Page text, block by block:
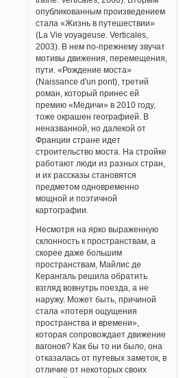
опубликованным произведением
стала «Жизнь в путешествии»
(La Vie voyageuse. Verticales,
2003). В нем по-прежнему звучат
мотивы движения, перемещения,
пути. «Рождение моста»
(Naissance d'un pont), третий
роман, который принес ей
премию «Медичи» в 2010 году,
тоже окрашен географией. В
неназванной, но далекой от
Франции стране идет
строительство моста. На стройке
работают люди из разных стран,
и их рассказы становятся
предметом одновременно
мощной и поэтичной
картографии.
Несмотря на ярко выраженную
склонность к пространствам, а
скорее даже большим
пространствам, Майлис де
Керангаль решила обратить
взгляд вовнутрь поезда, а не
наружу. Может быть, причиной
стала «потеря ощущения
пространства и времени»,
которая сопровождает движение
вагонов? Как бы то ни было, она
отказалась от путевых заметок, в
отличие от некоторых своих